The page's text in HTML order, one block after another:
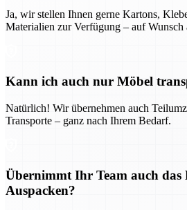
Ja, wir stellen Ihnen gerne Kartons,
Materialien zur Verfügung – auf
Kann ich auch nur Möbel
Natürlich! Wir übernehmen auch
Transporte – ganz nach Ihrem Bedarf.
Übernimmt Ihr Team auch das
Auspacken?